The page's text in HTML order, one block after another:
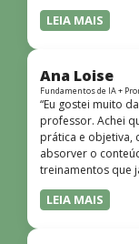
LEIA MAIS
Ana Loise
Fundamentos de IA +
“Eu gostei muito
professor. Achei
prática e objetiva,
absorver o
treinamentos que
LEIA MAIS